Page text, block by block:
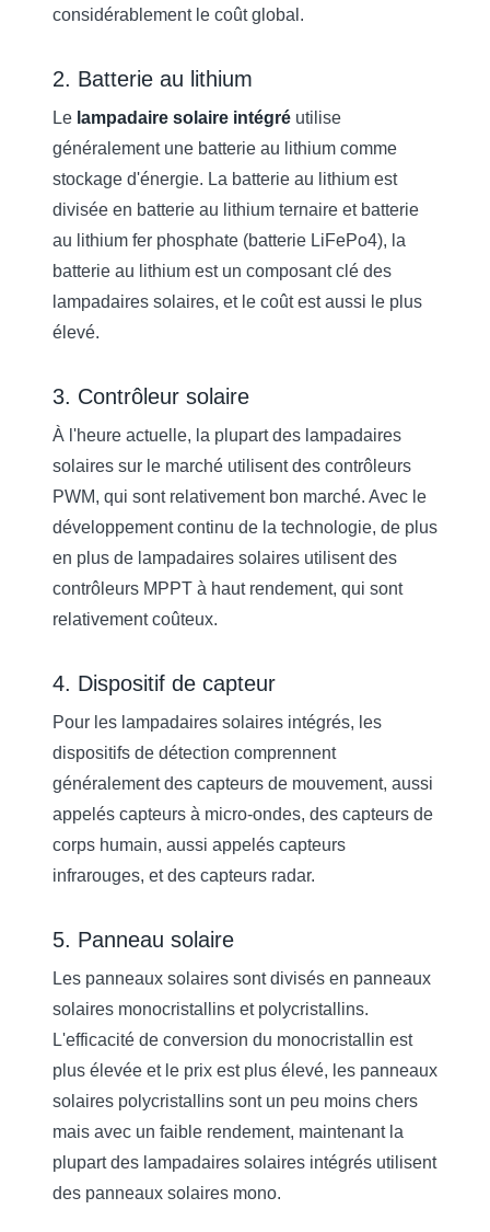
considérablement le coût global.
2. Batterie au lithium
Le lampadaire solaire intégré utilise
généralement une batterie au lithium comme
stockage d'énergie. La batterie au lithium est
divisée en batterie au lithium ternaire et batterie
au lithium fer phosphate (batterie LiFePo4), la
batterie au lithium est un composant clé des
lampadaires solaires, et le coût est aussi le plus
élevé.
3. Contrôleur solaire
À l'heure actuelle, la plupart des lampadaires
solaires sur le marché utilisent des contrôleurs
PWM, qui sont relativement bon marché. Avec le
développement continu de la technologie, de plus
en plus de lampadaires solaires utilisent des
contrôleurs MPPT à haut rendement, qui sont
relativement coûteux.
4. Dispositif de capteur
Pour les lampadaires solaires intégrés, les
dispositifs de détection comprennent
généralement des capteurs de mouvement, aussi
appelés capteurs à micro-ondes, des capteurs de
corps humain, aussi appelés capteurs
infrarouges, et des capteurs radar.
5. Panneau solaire
Les panneaux solaires sont divisés en panneaux
solaires monocristallins et polycristallins.
L'efficacité de conversion du monocristallin est
plus élevée et le prix est plus élevé, les panneaux
solaires polycristallins sont un peu moins chers
mais avec un faible rendement, maintenant la
plupart des lampadaires solaires intégrés utilisent
des panneaux solaires mono.